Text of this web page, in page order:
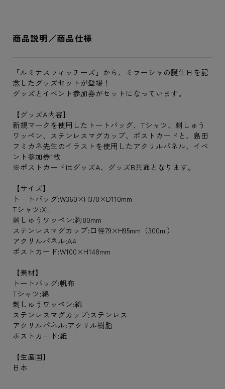
商品説明／商品仕様
「ルミナスウィッチーズ」から、ミラーシャの誕生日を記
念したグッズセットが登場！
グッズとイベント参加券がセットになっています。
【グッズA内容】
新規マークを使用したトートバッグ、Tシャツ、刺しゅう
ワッペン、ステンレスマグカップ、ポストカードと、島田
フミカネ先生のイラストを使用したアクリルパネル、イベ
ント参加券1枚
※ポストカードはグッズA、グッズB共通となります。
【サイズ】
トートバッグ:W360×H370×D110mm
Tシャツ:XL
刺しゅうワッペン:約80mm
ステンレスマグカップ:口径79×H95mm（300ml）
アクリルパネル:A4
ポストカード:W100×H148mm
【素材】
トートバッグ:帆布
Tシャツ:綿
刺しゅうワッペン:綿
ステンレスマグカップ:ステンレス
アクリルパネル:アクリル樹脂
ポストカード:紙
【生産国】
日本